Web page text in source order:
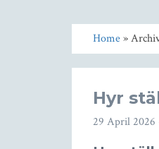
Home»
Hyr
29 April 2026